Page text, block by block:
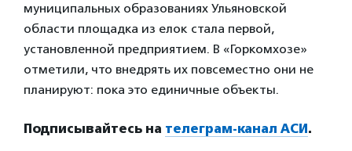
муниципальных образованиях Ульяновской
области площадка из елок стала первой,
установленной предприятием. В «Горкомхозе»
отметили, что внедрять их повсеместно они не
планируют: пока это единичные объекты.
Подписывайтесь на телеграм-канал АСИ.